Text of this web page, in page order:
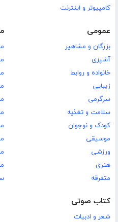
کامپیوتر و اینترنت
عمومی
بزرگان و مشاهیر
آشپزی
خانواده و روابط
زیبایی
سرگرمی
سلامت و تغذیه
کودک و نوجوان
موسیقی
ورزشی
هنری
متفرقه
کتاب صوتی
شعر و ادبیات